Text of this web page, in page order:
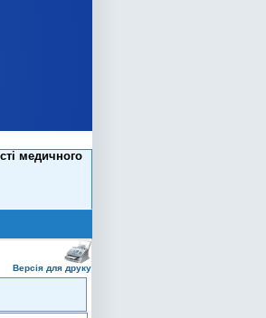
медичного
Версія для друку